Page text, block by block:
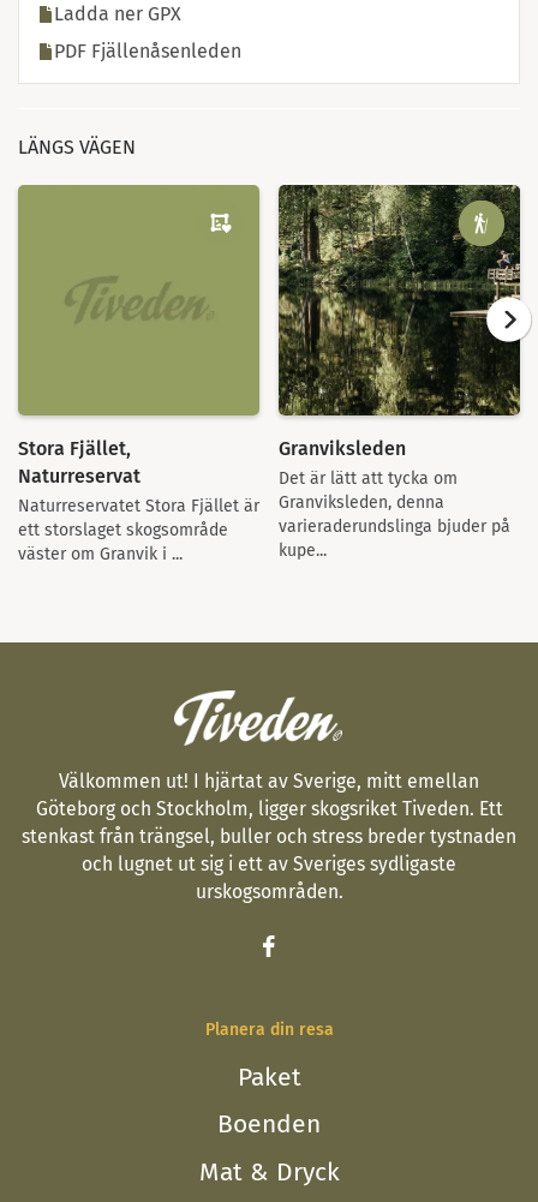
Ladda ner GPX
PDF Fjällenåsenleden
LÄNGS VÄGEN
Stora Fjället,
Naturreservat
Naturreservatet Stora Fjället är
ett storslaget skogsområde
väster om Granvik i ...
Granviksleden
Det är lätt att tycka om
Granviksleden, denna
varieraderundslinga bjuder på
kupe...
Välkommen ut! I hjärtat av Sverige, mitt emellan
Göteborg och Stockholm, ligger skogsriket Tiveden. Ett
stenkast från trängsel, buller och stress breder tystnaden
och lugnet ut sig i ett av Sveriges sydligaste
urskogsområden.
Planera din resa
Paket
Boenden
Mat & Dryck